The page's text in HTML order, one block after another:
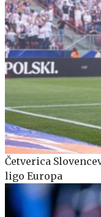
Četverica
ligo Europa